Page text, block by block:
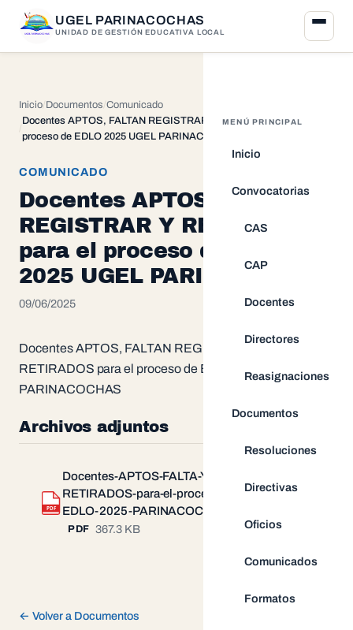
UGEL PARINACOCHAS
UNIDAD DE GESTIÓN EDUCATIVA LOCAL
MENÚ PRINCIPAL
Inicio
Convocatorias
CAS
CAP
Docentes
Directores
Reasignaciones
Documentos
Resoluciones
Directivas
Oficios
Comunicados
Formatos
Inicio Documentos Comunicado
Docentes APTOS, FALTAN REGISTRAR Y RETIRADOS para el
proceso de EDLO 2025 UGEL PARINACOCHAS
COMUNICADO
Docentes APTOS, FALTAN
REGISTRAR Y RETIRADOS
para el proceso de EDLO
2025 UGEL PARINACOCHAS
09/06/2025
Docentes APTOS, FALTAN REGISTRAR Y
RETIRADOS para el proceso de EDLO 2025 UGEL
PARINACOCHAS
Archivos adjuntos
PDF
Docentes-APTOS-FALTA-Y-
RETIRADOS-para-el-proceso-de-
EDLO-2025-PARINACOCHAS.pdf
PDF 367.3 KB
← Volver a Documentos